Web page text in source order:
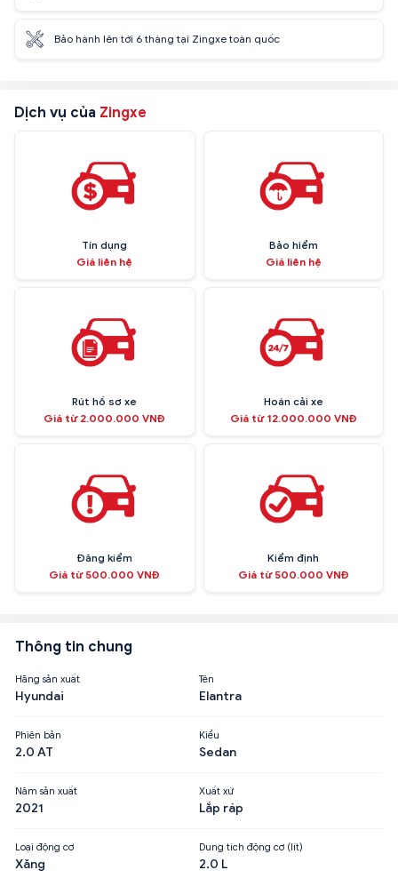
Bảo hành lên tới 6 tháng tại Zingxe toàn quốc
Dịch vụ của Zingxe
Tín dụng
Giá liên hệ
Bảo hiểm
Giá liên hệ
Rút hồ sơ xe
Giá từ 2.000.000 VNĐ
Hoán cải xe
Giá từ 12.000.000 VNĐ
Đăng kiểm
Giá từ 500.000 VNĐ
Kiểm định
Giá từ 500.000 VNĐ
Thông tin chung
Hãng sản xuất
Hyundai
Tên
Elantra
Phiên bản
2.0 AT
Kiểu
Sedan
Năm sản xuất
2021
Xuất xứ
Lắp ráp
Loại động cơ
Xăng
Dung tích động cơ (lít)
2.0 L